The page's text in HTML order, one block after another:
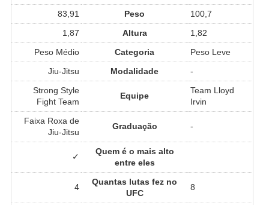
83,91
Peso
100,7
1,87
Altura
1,82
Peso Médio
Categoria
Peso Leve
Jiu-Jitsu
Modalidade
-
Strong Style
Fight Team
Equipe
Team Lloyd
Irvin
Faixa Roxa de
Jiu-Jitsu
Graduação -
✓
Quem é o mais alto
entre eles
4
Quantas lutas fez no
UFC
8